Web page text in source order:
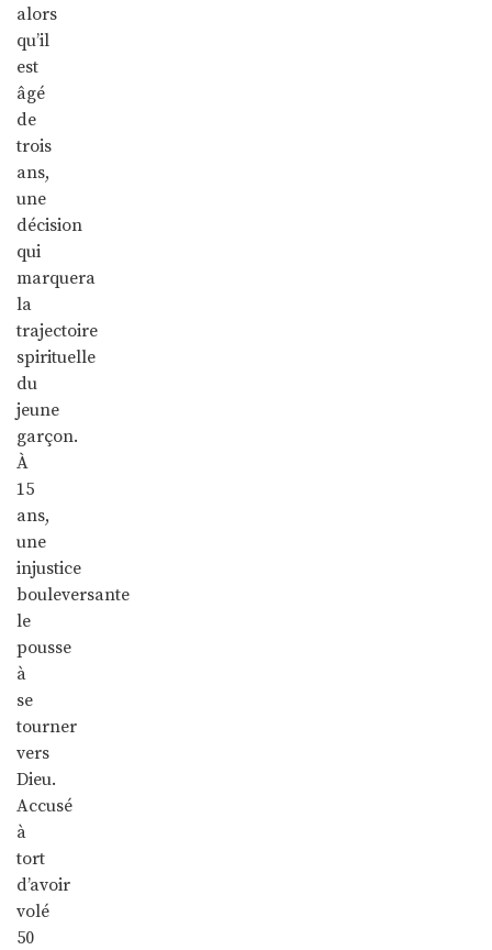
alors
qu’il
est
âgé
de
trois
ans,
une
décision
qui
marquera
la
trajectoire
spirituelle
du
jeune
garçon.
À
15
ans,
une
injustice
bouleversante
le
pousse
à
se
tourner
vers
Dieu.
Accusé
à
tort
d’avoir
volé
50